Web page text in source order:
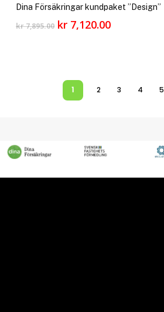
Dina Försäkringar kundpaket ”Design”
kr7,895.00 Det
kr7,120.00Det
1 2 3 4 5